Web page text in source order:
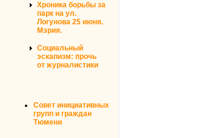
Хроника борьбы за
парк на ул.
Логунова 25 июня.
Мэрия.
Социальный
эскапизм: прочь
от журналистики
Совет инициативных
групп и граждан
Тюмени